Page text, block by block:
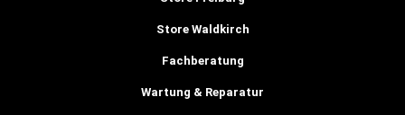
Store Waldkirch
Fachberatung
Wartung & Reparatur